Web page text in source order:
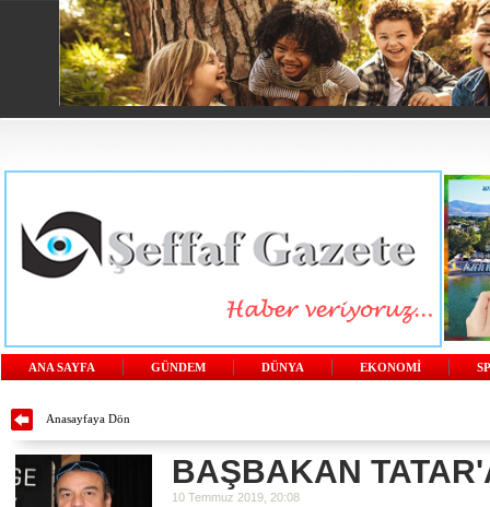
ANA SAYFA GÜNDEM DÜNYA EKONOMİ
Anasayfaya Dön
BAŞBAKAN
10 Temmuz 2019, 20:08